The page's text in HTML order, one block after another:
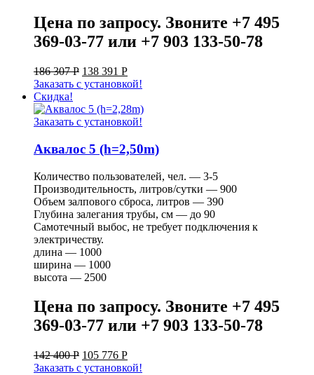
Цена по запросу. Звоните +7 495
369-03-77 или +7 903 133-50-78
186 307Р 138 391 Р
Заказать с установкой!
Скидка!
Заказать с установкой!
Аквалос 5 (h=2,50m)
Количество пользователей, чел. — 3-5
Производительность, литров/сутки — 900
Объем залпового сброса, литров — 390
Глубина залегания трубы, см — до 90
Самотечный выбос, не требует подключения к
электричеству.
длина — 1000
ширина — 1000
высота — 2500
Цена по запросу. Звоните +7 495
369-03-77 или +7 903 133-50-78
142 400Р 105 776 Р
Заказать с установкой!